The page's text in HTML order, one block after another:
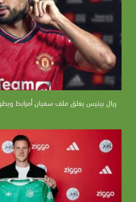
ريال بيتيس يغلق ملف سفيان أمرابط